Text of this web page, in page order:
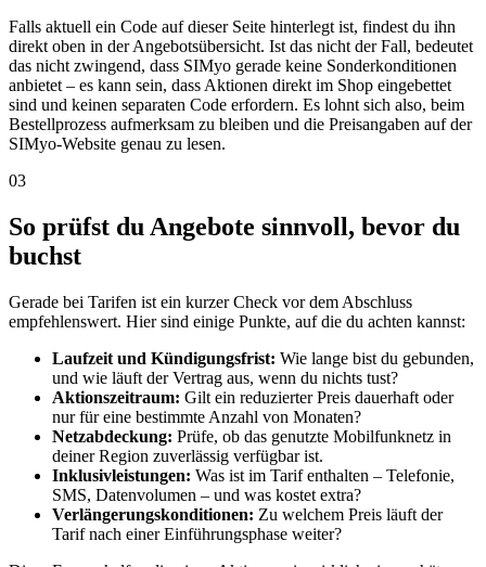
Falls aktuell ein Code auf dieser Seite hinterlegt ist, findest du ihn
direkt oben in der Angebotsübersicht. Ist das nicht der Fall, bedeutet
das nicht zwingend, dass SIMyo gerade keine Sonderkonditionen
anbietet – es kann sein, dass Aktionen direkt im Shop eingebettet
sind und keinen separaten Code erfordern. Es lohnt sich also, beim
Bestellprozess aufmerksam zu bleiben und die Preisangaben auf der
SIMyo-Website genau zu lesen.
03
So prüfst du Angebote sinnvoll, bevor du
buchst
Gerade bei Tarifen ist ein kurzer Check vor dem Abschluss
empfehlenswert. Hier sind einige Punkte, auf die du achten kannst:
Laufzeit und Kündigungsfrist: Wie lange bist du gebunden,
und wie läuft der Vertrag aus, wenn du nichts tust?
Aktionszeitraum: Gilt ein reduzierter Preis dauerhaft oder
nur für eine bestimmte Anzahl von Monaten?
Netzabdeckung: Prüfe, ob das genutzte Mobilfunknetz in
deiner Region zuverlässig verfügbar ist.
Inklusivleistungen: Was ist im Tarif enthalten – Telefonie,
SMS, Datenvolumen – und was kostet extra?
Verlängerungskonditionen: Zu welchem Preis läuft der
Tarif nach einer Einführungsphase weiter?